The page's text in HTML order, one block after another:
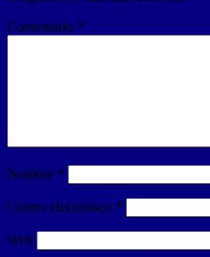
Comentario *
Nombre *
Correo electrónico *
Web